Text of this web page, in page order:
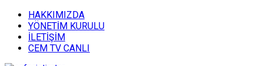
HAKKIMIZDA
YÖNETİM KURULU
İLETİŞİM
CEM TV CANLI